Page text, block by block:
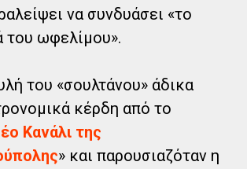
να συνδυάσει «το
του ωφελίμου».
του «σουλτάνου» άδικα
κέρδη από το
Κανάλι της
» και παρουσιαζόταν η